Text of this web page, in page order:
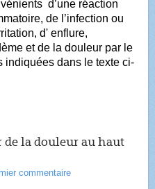
d’une réaction
de l’infection ou
d' enflure,
et de la douleur par le
indiquées dans le texte ci-
de la douleur au haut
commentaire